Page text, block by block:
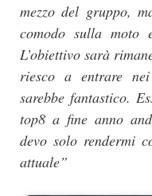
mezzo del gruppo,
comodo sulla
L’obiettivo sarà
riesco a entrare
sarebbe fantastico.
top8 a fine anno
devo solo rendermi
attuale”